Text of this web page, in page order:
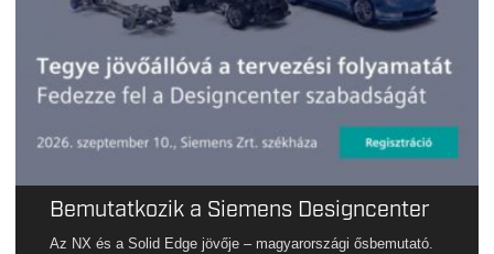
Bemutatkozik a Siemens Designcenter
Az NX és a Solid Edge jövője – magyarországi ősbemutató.